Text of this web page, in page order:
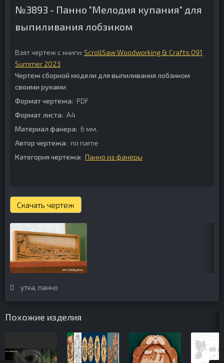
№3893 - Панно "Мелодия купания" для
выпиливания лобзиком
Взят чертеж с книги: ScrollSaw Woodworking & Crafts 091
Summer 2023
Чертеж сборной модели для выпиливания лобзиком
своими руками
Формат чертежа: PDF
Формат листа: А4
Материал фанера: 6 мм.
Автор чертежа: no name
Категория чертежа: Панно из фанеры
Скачать чертеж
утка, панно
Похожие изделия